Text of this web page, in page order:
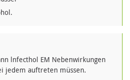
lnfecthol EM Nebenwirkungen
jedem auftreten müssen.